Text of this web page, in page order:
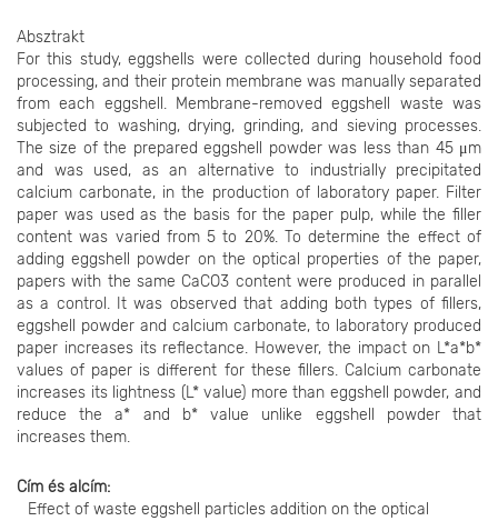
Absztrakt
For this study, eggshells were collected during household food
processing, and their protein membrane was manually separated
from each eggshell. Membrane-removed eggshell waste was
subjected to washing, drying, grinding, and sieving processes.
The size of the prepared eggshell powder was less than 45 μm
and was used, as an alternative to industrially precipitated
calcium carbonate, in the production of laboratory paper. Filter
paper was used as the basis for the paper pulp, while the filler
content was varied from 5 to 20%. To determine the effect of
adding eggshell powder on the optical properties of the paper,
papers with the same CaCO3 content were produced in parallel
as a control. It was observed that adding both types of fillers,
eggshell powder and calcium carbonate, to laboratory produced
paper increases its reflectance. However, the impact on L*a*b*
values of paper is different for these fillers. Calcium carbonate
increases its lightness (L* value) more than eggshell powder, and
reduce the a* and b* value unlike eggshell powder that
increases them.
Cím és alcím
Effect of waste eggshell particles addition on the optical